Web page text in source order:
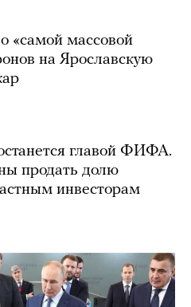
«самой массовой
на Ярославскую
главой ФИФА.
продать долю
инвесторам